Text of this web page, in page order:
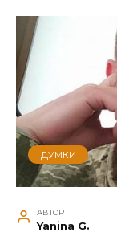
ДУМКИ
АВТОР
Yanina G.